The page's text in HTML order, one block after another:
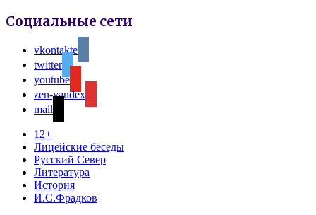
Социальные сети
vkontakte
twitter
youtube
zen-yandex
mail
12+
Лицейские беседы
Русский Север
Литература
История
И.С.Фрадков